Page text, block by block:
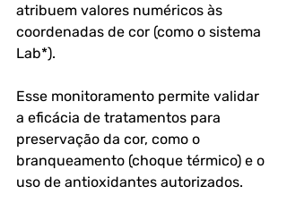
atribuem valores numéricos às
coordenadas de cor (como o sistema
Lab*).
Esse monitoramento permite validar
a eficácia de tratamentos para
preservação da cor, como o
branqueamento (choque térmico) e o
uso de antioxidantes autorizados.